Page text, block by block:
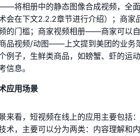
将相册中的静态图像合成视频，全
会在下文2.2.2章节进行介绍）；商
的门槛；商家视频相册——商家可以
品视频/动图——上文提到美团的业务
例子，生鲜类商品，如螃蟹、虾的运
信息。
应用场景
来看，短视频在线上的应用主要包括
术，主要可以分为两类：内容理解和